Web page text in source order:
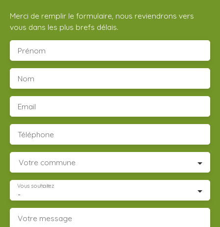
Merci de remplir le formulaire, nous reviendrons vers
vous dans les plus brefs délais.
Prénom
Nom
Email
Téléphone
Votre commune
-
Vous souhaitez
Votre message